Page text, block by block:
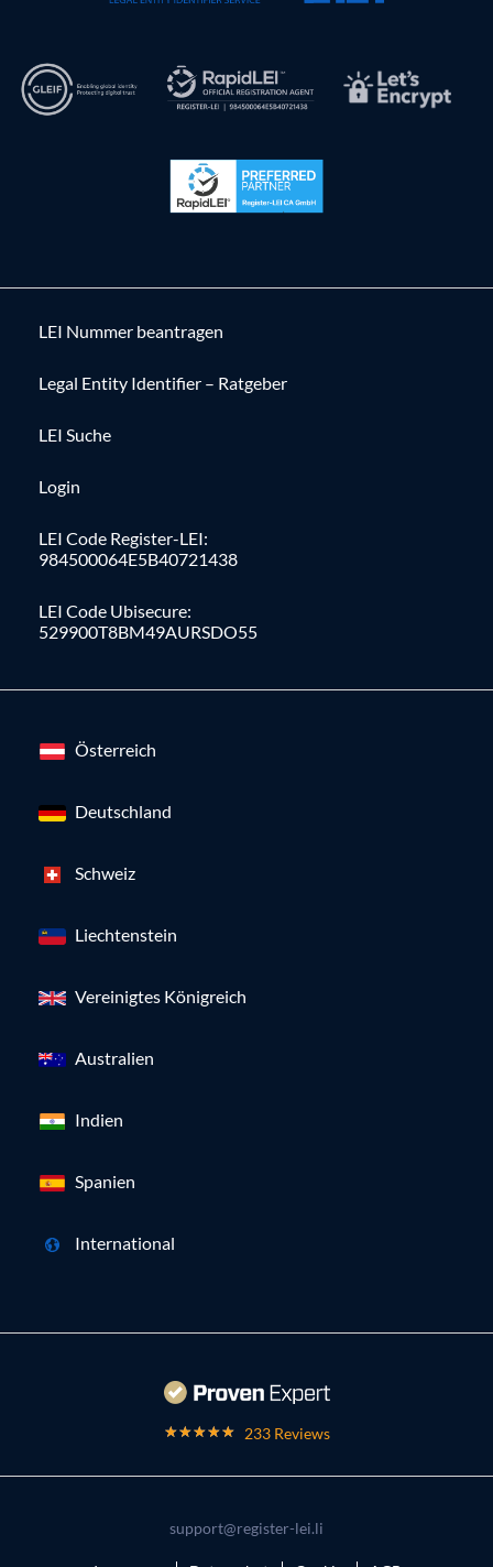
LEI Nummer beantragen
Legal Entity Identifier – Ratgeber
LEI Suche
Login
LEI Code Register-LEI:
984500064E5B40721438
LEI Code Ubisecure:
529900T8BM49AURSDO55
Österreich
Deutschland
Schweiz
Liechtenstein
Vereinigtes Königreich
Australien
Indien
Spanien
International
233 Reviews
support@register-lei.li